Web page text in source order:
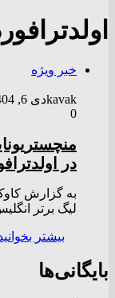
خبر ویژه
kavakدی 6, 1404
0
در
لیگ برتر
بیشتر
بایگانی‌ها